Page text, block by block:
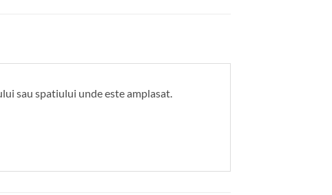
sau spatiului unde este amplasat.